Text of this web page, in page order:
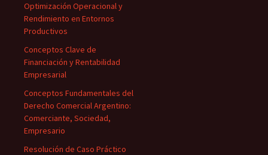
Optimización Operacional y
Rendimiento en Entornos
Productivos
Conceptos Clave de
Financiación y Rentabilidad
Empresarial
Conceptos Fundamentales del
Derecho Comercial Argentino:
Comerciante, Sociedad,
Empresario
Resolución de Caso Práctico